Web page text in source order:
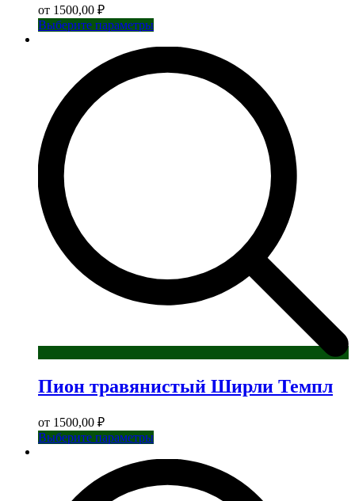
от 1500,00 ₽
Выберите параметрыЭтот
вариаций.
Пион травянистый Ширли Темпл
от 1500,00 ₽
Выберите параметрыЭтот
вариаций.